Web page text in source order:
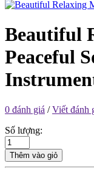
Beautiful
Peaceful
0 đánh giá /Viết đánh
Số lượng:
Thêm vào giỏ